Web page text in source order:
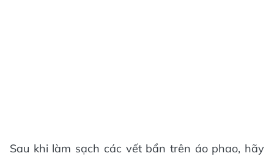
Sau khi làm sạch các vết bẩn trên áo phao, hãy